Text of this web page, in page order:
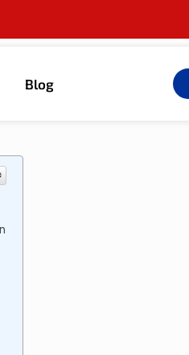
Blog